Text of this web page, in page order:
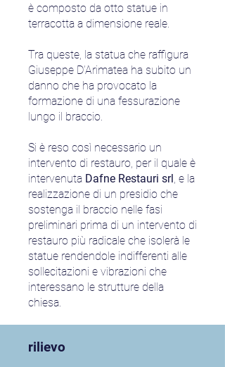
è composto da otto statue in
terracotta a dimensione reale.
Tra queste, la statua che raffigura
Giuseppe D’Arimatea ha subito un
danno che ha provocato la
formazione di una fessurazione
lungo il braccio.
Si è reso così necessario un
intervento di restauro, per il quale è
intervenuta Dafne Restauri srl, e la
realizzazione di un presidio che
sostenga il braccio nelle fasi
preliminari prima di un intervento di
restauro più radicale che isolerà le
statue rendendole indifferenti alle
sollecitazioni e vibrazioni che
interessano le strutture della
chiesa.
rilievo